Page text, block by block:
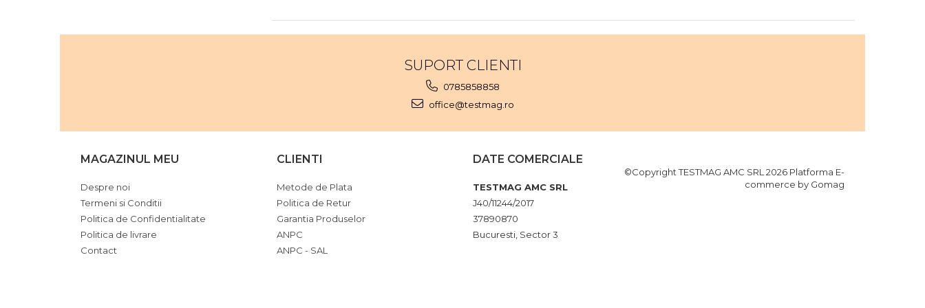
SUPORT CLIENTI
0785858858
office@testmag.ro
MAGAZINUL MEU
Despre noi
Termeni si Conditii
Politica de Confidentialitate
Politica de livrare
Contact
CLIENTI
Metode de Plata
Politica de Retur
Garantia Produselor
ANPC
ANPC - SAL
DATE COMERCIALE
TESTMAG AMC SRL
J40/11244/2017
37890870
Bucuresti, Sector 3
©Copyright TESTMAG AMC SRL 2026 Platforma E-
commerce by Gomag